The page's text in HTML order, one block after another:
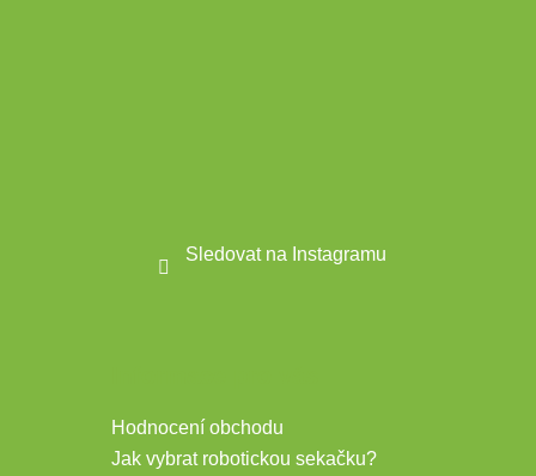
Sledovat na Instagramu
Hodnocení obchodu
Jak vybrat robotickou sekačku?